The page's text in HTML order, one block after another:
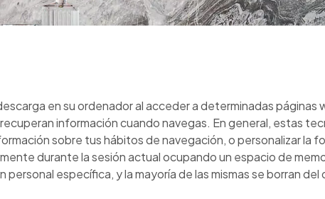
en su ordenador al acceder a determinadas
información cuando navegas. En general, estas
sobre tus hábitos de navegación, o personalizar la
durante la sesión actual ocupando un espacio de
específica, y la mayoría de las mismas se borran